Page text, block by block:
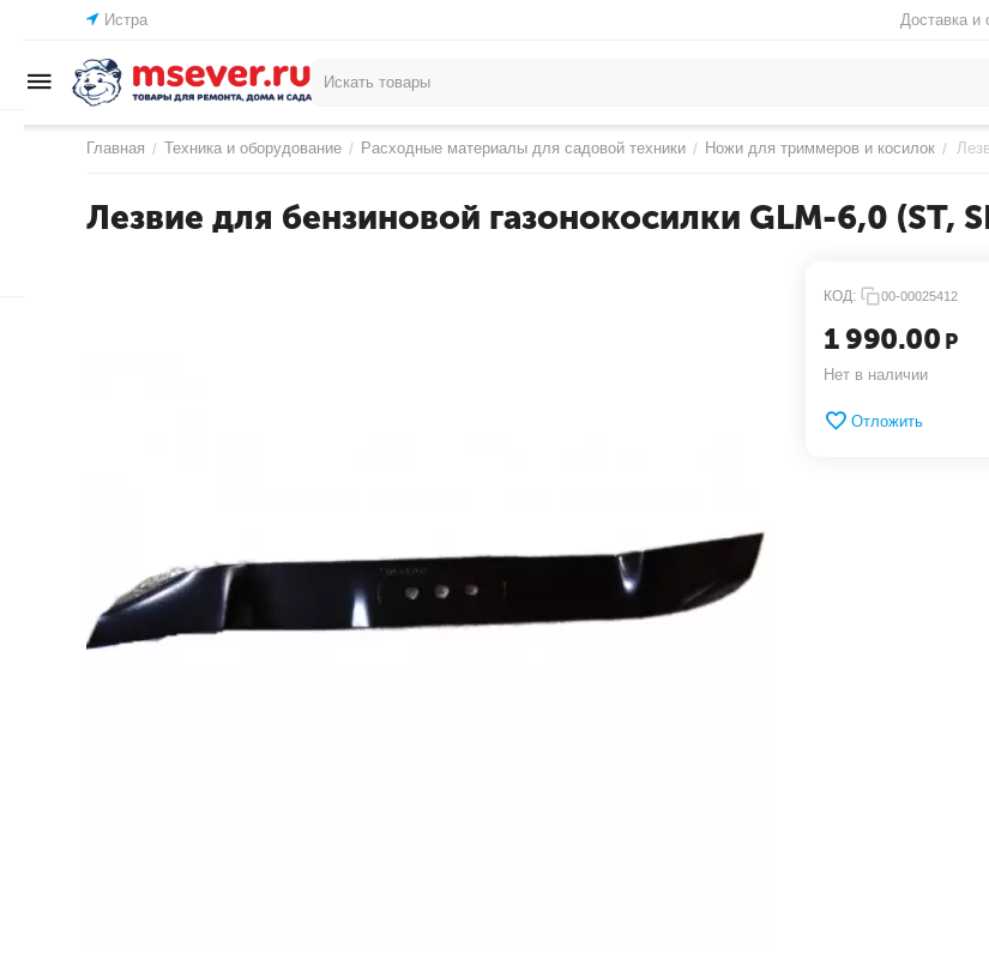
Истра Доставка и
Главная / Техника и оборудование / Расходные материалы для садовой техники / Ножи для триммеров и косилок /
Лезвие для бензиновой газонокосилки GLM-6,0 (ST,
КОД: 00-00025412
1 990.00 Р
Нет в наличии
Отложить